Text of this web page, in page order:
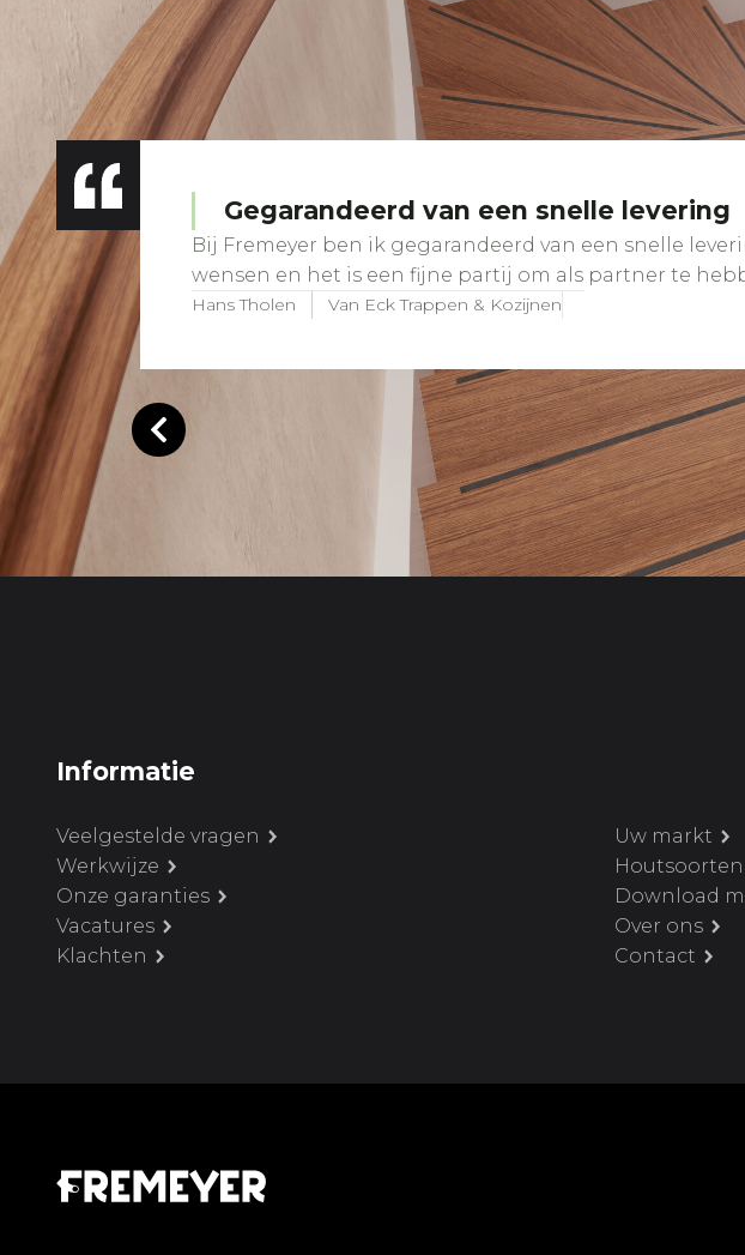
Gegarandeerd van een snelle levering
Bij Fremeyer ben ik gegarandeerd van een snelle
wensen en het is een fijne partij om als partner te
Hans Tholen Van Eck Trappen & Kozijnen
Informatie
Veelgestelde vragen
Werkwijze
Onze garanties
Vacatures
Klachten
Uw markt
Download
Over ons
Contact